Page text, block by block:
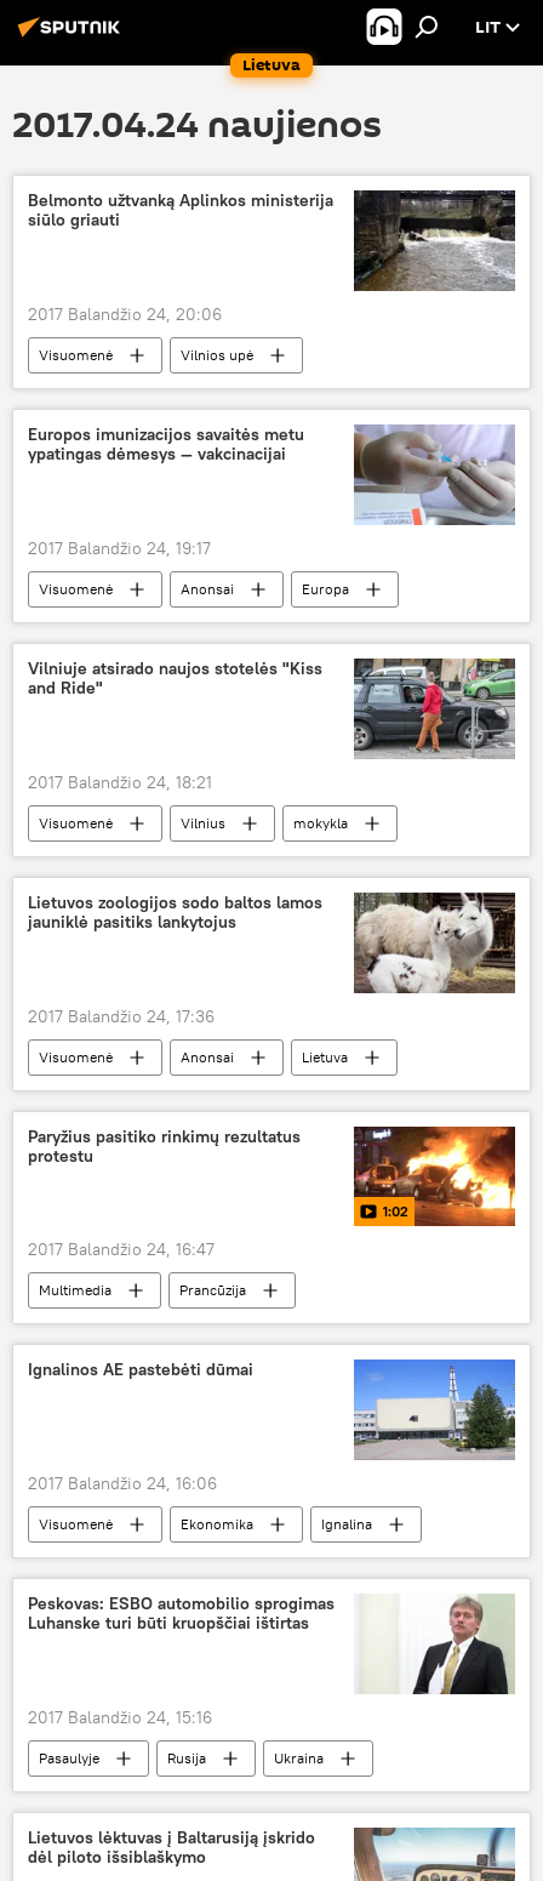
Lietuva
LIT
2017.04.24 naujienos
Belmonto užtvanką Aplinkos ministerija
siūlo griauti
2017 Balandžio 24, 20:06
Visuomenė
Vilnios upė
Aplinkos ministerija
Belmonto užtvanka
Europos imunizacijos savaitės metu
ypatingas dėmesys — vakcinacijai
2017 Balandžio 24, 19:17
Visuomenė Anonsai
Europa
Europos imunizacijos savaitė
vakcinacija
medikai
pasiskiepyti
Vilniuje atsirado naujos stotelės "Kiss
and Ride"
2017 Balandžio 24, 18:21
Visuomenė Vilnius
mokykla
vaikai
parkavimas Kiss and Ride
Lietuvos zoologijos sodo baltos lamos
jauniklė pasitiks lankytojus
2017 Balandžio 24, 17:36
Visuomenė Anonsai
Lietuva
Lietuvos zoologijos sodas
lama
lamos jauniklys
zoologijos sodo sezono atidarymas
Paryžius pasitiko rinkimų rezultatus
protestu
1:02
2017 Balandžio 24, 16:47
Multimedia
Prancūzija
protestuotojai
protesto akcija
prezidento rinkimai
Ignalinos AE pastebėti dūmai
2017 Balandžio 24, 16:06
Visuomenė Ekonomika
Ignalina
Ignalinos atominė elektrinė (IAE)
įsidegimas
radiacinis fonas
Ignalinos atominės elektrinės uždarymas
Peskovas: ESBO automobilio sprogimas
Luhanske turi būti kruopščiai ištirtas
2017 Balandžio 24, 15:16
Pasaulyje Rusija
Ukraina
Dmitrijus Peskovas
ESBO
sprogimas
tarptautinis stebėtojas
Lietuvos lėktuvas į Baltarusiją įskrido
dėl piloto išsiblaškymo